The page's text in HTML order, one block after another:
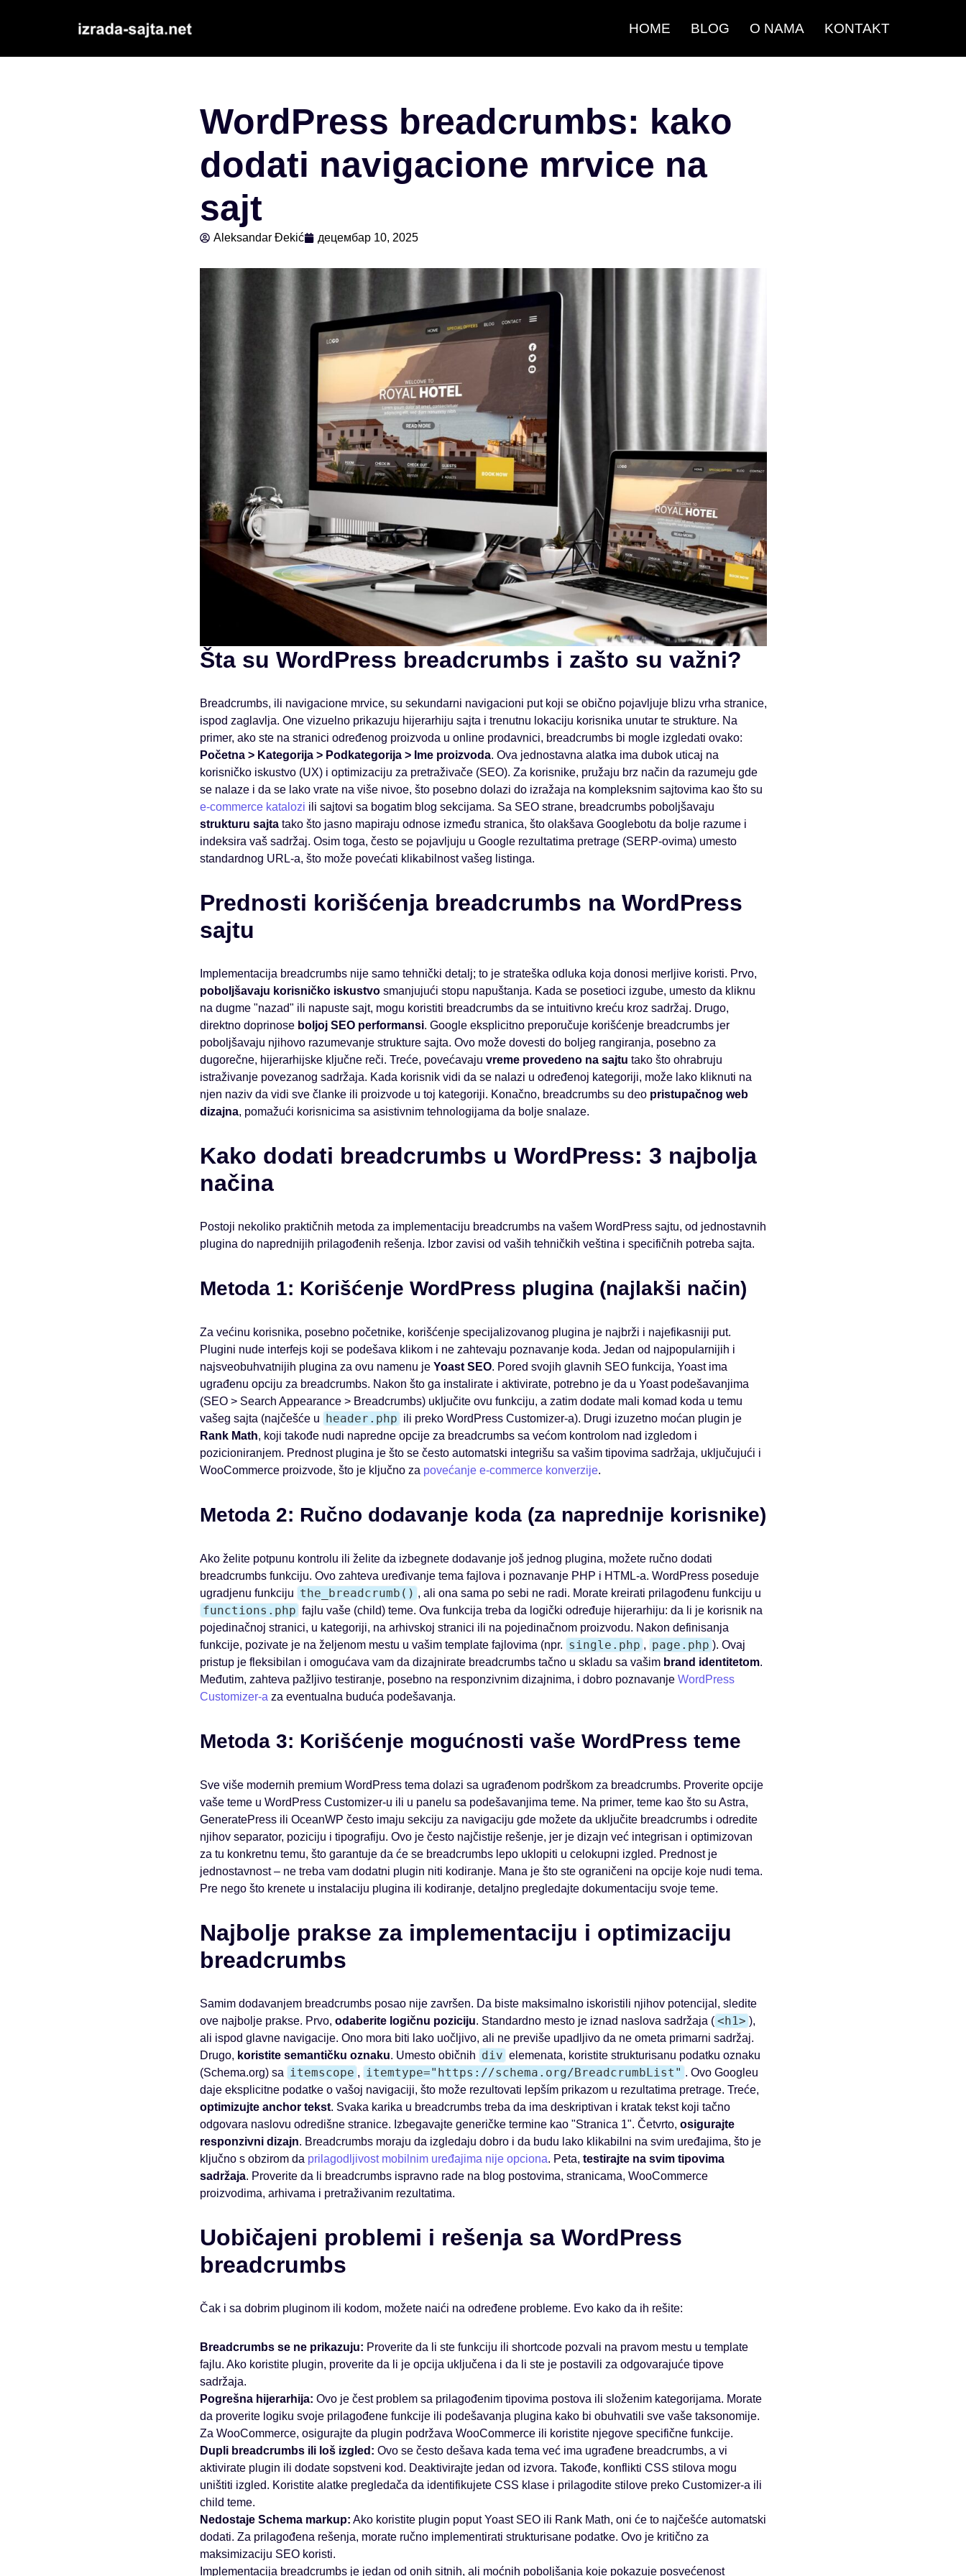
на
HOME BLOG O NAMA KONTAKT
WordPress breadcrumbs: kako
dodati navigacione mrvice na
sajt
Aleksandar Đekić децембар 10, 2025
Šta su WordPress breadcrumbs i zašto su važni?
Breadcrumbs, ili navigacione mrvice, su sekundarni navigacioni put koji se obično pojavljuje blizu vrha stranice,
ispod zaglavlja. One vizuelno prikazuju hijerarhiju sajta i trenutnu lokaciju korisnika unutar te strukture. Na
primer, ako ste na stranici određenog proizvoda u online prodavnici, breadcrumbs bi mogle izgledati ovako:
Početna > Kategorija > Podkategorija > Ime proizvoda. Ova jednostavna alatka ima dubok uticaj na
korisničko iskustvo (UX) i optimizaciju za pretraživače (SEO). Za korisnike, pružaju brz način da razumeju gde
se nalaze i da se lako vrate na više nivoe, što posebno dolazi do izražaja na kompleksnim sajtovima kao što su
e-commerce katalozi ili sajtovi sa bogatim blog sekcijama. Sa SEO strane, breadcrumbs poboljšavaju
strukturu sajtatako što jasno mapiraju odnose između stranica, što olakšava Googlebotu da bolje razume i
indeksira vaš sadržaj. Osim toga, često se pojavljuju u Google rezultatima pretrage (SERP-ovima) umesto
standardnog URL-a, što može povećati klikabilnost vašeg listinga.
Prednosti korišćenja breadcrumbs na WordPress
sajtu
Implementacija breadcrumbs nije samo tehnički detalj; to je strateška odluka koja donosi merljive koristi. Prvo,
poboljšavaju korisničko iskustvosmanjujući stopu napuštanja. Kada se posetioci izgube, umesto da kliknu
na dugme "nazad" ili napuste sajt, mogu koristiti breadcrumbs da se intuitivno kreću kroz sadržaj. Drugo,
direktno doprinose boljoj SEO performansi. Google eksplicitno preporučuje korišćenje breadcrumbs jer
poboljšavaju njihovo razumevanje strukture sajta. Ovo može dovesti do boljeg rangiranja, posebno za
dugorečne, hijerarhijske ključne reči. Treće, povećavaju vreme provedeno na sajtu tako što ohrabruju
istraživanje povezanog sadržaja. Kada korisnik vidi da se nalazi u određenoj kategoriji, može lako kliknuti na
njen naziv da vidi sve članke ili proizvode u toj kategoriji. Konačno, breadcrumbs su deo pristupačnog web
dizajna, pomažući korisnicima sa asistivnim tehnologijama da bolje snalaze.
Kako dodati breadcrumbs u WordPress: 3 najbolja
načina
Postoji nekoliko praktičnih metoda za implementaciju breadcrumbs na vašem WordPress sajtu, od jednostavnih
plugina do naprednijih prilagođenih rešenja. Izbor zavisi od vaših tehničkih veština i specifičnih potreba sajta.
Metoda 1: Korišćenje WordPress plugina (najlakši način)
Za većinu korisnika, posebno početnike, korišćenje specijalizovanog plugina je najbrži i najefikasniji put.
Plugini nude interfejs koji se podešava klikom i ne zahtevaju poznavanje koda. Jedan od najpopularnijih i
najsveobuhvatnijih plugina za ovu namenu je Yoast SEO. Pored svojih glavnih SEO funkcija, Yoast ima
ugrađenu opciju za breadcrumbs. Nakon što ga instalirate i aktivirate, potrebno je da u Yoast podešavanjima
(SEO > Search Appearance > Breadcrumbs) uključite ovu funkciju, a zatim dodate mali komad koda u temu
vašeg sajta (najčešće u header.php ili preko WordPress Customizer-a). Drugi izuzetno moćan plugin je
Rank Math, koji takođe nudi napredne opcije za breadcrumbs sa većom kontrolom nad izgledom i
pozicioniranjem. Prednost plugina je što se često automatski integrišu sa vašim tipovima sadržaja, uključujući i
WooCommerce proizvode, što je ključno za povećanje e-commerce konverzije.
Metoda 2: Ručno dodavanje koda (za naprednije korisnike)
Ako želite potpunu kontrolu ili želite da izbegnete dodavanje još jednog plugina, možete ručno dodati
breadcrumbs funkciju. Ovo zahteva uređivanje tema fajlova i poznavanje PHP i HTML-a. WordPress poseduje
ugradjenu funkciju the_breadcrumb() , ali ona sama po sebi ne radi. Morate kreirati prilagođenu funkciju u
functions.php fajlu vaše (child) teme. Ova funkcija treba da logički određuje hijerarhiju: da li je korisnik na
pojedinačnoj stranici, u kategoriji, na arhivskoj stranici ili na pojedinačnom proizvodu. Nakon definisanja
funkcije, pozivate je na željenom mestu u vašim template fajlovima (npr. single.php , page.php ). Ovaj
pristup je fleksibilan i omogućava vam da dizajnirate breadcrumbs tačno u skladu sa vašim brand identitetom.
Međutim, zahteva pažljivo testiranje, posebno na responzivnim dizajnima, i dobro poznavanje WordPress
Customizer-a za eventualna buduća podešavanja.
Metoda 3: Korišćenje mogućnosti vaše WordPress teme
Sve više modernih premium WordPress tema dolazi sa ugrađenom podrškom za breadcrumbs. Proverite opcije
vaše teme u WordPress Customizer-u ili u panelu sa podešavanjima teme. Na primer, teme kao što su Astra,
GeneratePress ili OceanWP često imaju sekciju za navigaciju gde možete da uključite breadcrumbs i odredite
njihov separator, poziciju i tipografiju. Ovo je često najčistije rešenje, jer je dizajn već integrisan i optimizovan
za tu konkretnu temu, što garantuje da će se breadcrumbs lepo uklopiti u celokupni izgled. Prednost je
jednostavnost – ne treba vam dodatni plugin niti kodiranje. Mana je što ste ograničeni na opcije koje nudi tema.
Pre nego što krenete u instalaciju plugina ili kodiranje, detaljno pregledajte dokumentaciju svoje teme.
Najbolje prakse za implementaciju i optimizaciju
breadcrumbs
Samim dodavanjem breadcrumbs posao nije završen. Da biste maksimalno iskoristili njihov potencijal, sledite
ove najbolje prakse. Prvo, odaberite logičnu poziciju. Standardno mesto je iznad naslova sadržaja ( <h1> ),
ali ispod glavne navigacije. Ono mora biti lako uočljivo, ali ne previše upadljivo da ne ometa primarni sadržaj.
Drugo, koristite semantičku oznaku. Umesto običnih div elemenata, koristite strukturisanu podatku oznaku
(Schema.org) sa itemscope , itemtype="https://schema.org/BreadcrumbList" . Ovo Googleu
daje eksplicitne podatke o vašoj navigaciji, što može rezultovati lepším prikazom u rezultatima pretrage. Treće,
optimizujte anchor tekst. Svaka karika u breadcrumbs treba da ima deskriptivan i kratak tekst koji tačno
odgovara naslovu odredišne stranice. Izbegavajte generičke termine kao "Stranica 1". Četvrto, osigurajte
responzivni dizajn. Breadcrumbs moraju da izgledaju dobro i da budu lako klikabilni na svim uređajima, što je
ključno s obzirom da prilagodljivost mobilnim uređajima nije opciona. Peta, testirajte na svim tipovima
sadržaja. Proverite da li breadcrumbs ispravno rade na blog postovima, stranicama, WooCommerce
proizvodima, arhivama i pretraživanim rezultatima.
Uobičajeni problemi i rešenja sa WordPress
breadcrumbs
Čak i sa dobrim pluginom ili kodom, možete naići na određene probleme. Evo kako da ih rešite:
Breadcrumbs se ne prikazuju: Proverite da li ste funkciju ili shortcode pozvali na pravom mestu u template
fajlu. Ako koristite plugin, proverite da li je opcija uključena i da li ste je postavili za odgovarajuće tipove
sadržaja.
Pogrešna hijerarhija: Ovo je čest problem sa prilagođenim tipovima postova ili složenim kategorijama. Morate
da proverite logiku svoje prilagođene funkcije ili podešavanja plugina kako bi obuhvatili sve vaše taksonomije.
Za WooCommerce, osigurajte da plugin podržava WooCommerce ili koristite njegove specifične funkcije.
Dupli breadcrumbs ili loš izgled: Ovo se često dešava kada tema već ima ugrađene breadcrumbs, a vi
aktivirate plugin ili dodate sopstveni kod. Deaktivirajte jedan od izvora. Takođe, konflikti CSS stilova mogu
uništiti izgled. Koristite alatke pregledača da identifikujete CSS klase i prilagodite stilove preko Customizer-a ili
child teme.
Nedostaje Schema markup: Ako koristite plugin poput Yoast SEO ili Rank Math, oni će to najčešće automatski
dodati. Za prilagođena rešenja, morate ručno implementirati strukturisane podatke. Ovo je kritično za
maksimizaciju SEO koristi.
Implementacija breadcrumbs je jedan od onih sitnih, ali moćnih poboljšanja koje pokazuje posvećenost